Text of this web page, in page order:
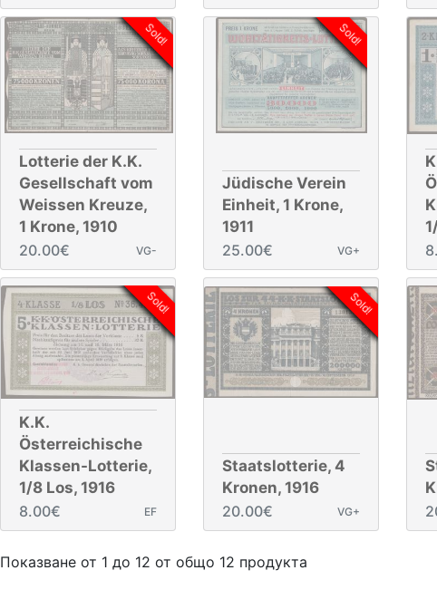
Sold!
Lotterie der K.K.
Gesellschaft vom
Weissen Kreuze,
1 Krone, 1910
20.00€
VG-
Sold!
Jüdische Verein
Einheit, 1 Krone,
1911
25.00€
VG+
Sold!
K.K.
Österreichische
Klassen-Lotterie,
1/8 Los, 1916
8.00€
EF
Sold!
Staatslotterie, 4
Kronen, 1916
20.00€
VG+
Показване от 1 до 12 от общо 12 продукта